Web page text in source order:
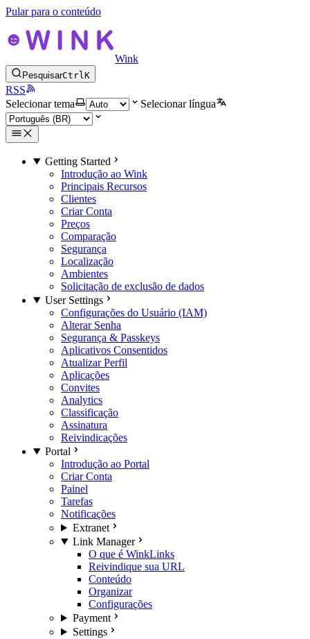
Pular para o conteúdo
Wink
PesquisarCtrlK
RSS
Selecionar tema
Selecionar língua
Getting Started
Introdução ao Wink
Principais Recursos
Clientes
Criar Conta
Preços
Comparação
Segurança
Localização
Ambientes
Solicitação de exclusão de dados
User Settings
Configurações do Usuário (IAM)
Alterar Senha
Segurança & Passkeys
Aplicativos Consentidos
Atualizar Perfil
Aplicações
Convites
Analytics
Classificação
Assinatura
Reivindicações
Portal
Introdução ao Portal
Criar Conta
Painel
Tarefas
Notificações
Extranet
Link Manager
O que é WinkLinks
Reivindique sua URL
Conteúdo
Organizar
Configurações
Payment
Settings